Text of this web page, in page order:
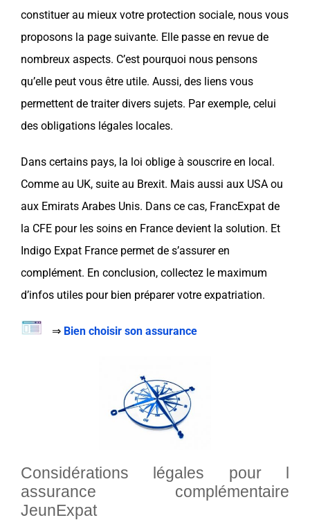
constituer au mieux votre protection sociale, nous vous
proposons la page suivante. Elle passe en revue de
nombreux aspects. C’est pourquoi nous pensons
qu’elle peut vous être utile. Aussi, des liens vous
permettent de traiter divers sujets. Par exemple, celui
des obligations légales locales.
Dans certains pays, la loi oblige à souscrire en local.
Comme au UK, suite au Brexit. Mais aussi aux USA ou
aux Emirats Arabes Unis. Dans ce cas, FrancExpat de
la CFE pour les soins en France devient la solution. Et
Indigo Expat France permet de s’assurer en
complément. En conclusion, collectez le maximum
d’infos utiles pour bien préparervotre expatriation.
⇒ Bien choisir son assurance
Considérations légales pour l
assurance complémentaire
JeunExpat